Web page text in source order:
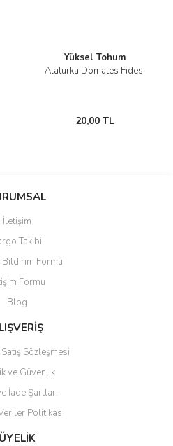
Yüksel Tohum
Alaturka Domates Fidesi
20,00 TL
İletişim
Takibi
Bildirim Formu
Formu
Blog
Sözleşmesi
ve Güvenlik
İade Şartları
Politikası
ÜYELİK